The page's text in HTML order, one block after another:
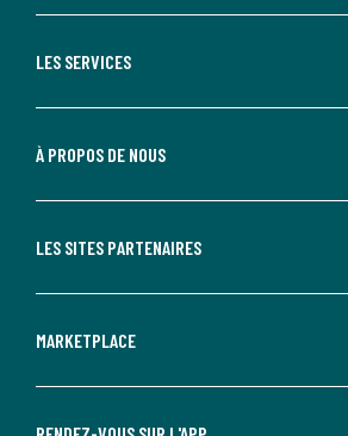
LES SERVICES
À PROPOS DE NOUS
LES SITES PARTENAIRES
MARKETPLACE